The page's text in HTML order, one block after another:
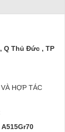
Q Thủ Đức , TP
HỢP TÁC
A515Gr70